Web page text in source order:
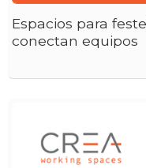
Espacios para
conectan equipos